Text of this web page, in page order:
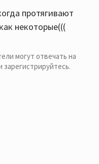
протягивают
некоторые(((
могут отвечать на
зарегистрируйтесь.